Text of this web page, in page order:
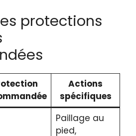
protections
Actions
spécifiques
Paillage au
pied,